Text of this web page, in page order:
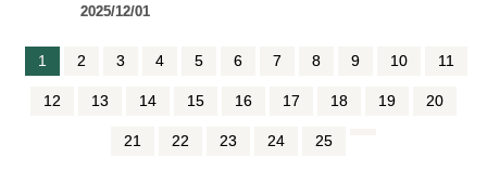
2025/12/01
1 2 3 4 5 6 7 8 9 10 11
12 13 14 15 16 17 18 19 20
21 22 23 24 25